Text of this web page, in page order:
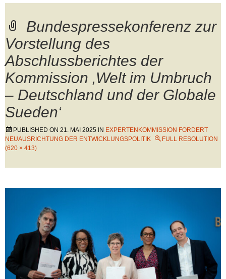
Bundespressekonferenz zur
Vorstellung des
Abschlussberichtes der
Kommission ‚Welt im Umbruch
– Deutschland und der Globale
Sueden‘
PUBLISHED ON 21. MAI 2025 IN EXPERTENKOMMISSION FORDERT
NEUAUSRICHTUNG DER ENTWICKLUNGSPOLITIK
FULL RESOLUTION
(620 × 413)